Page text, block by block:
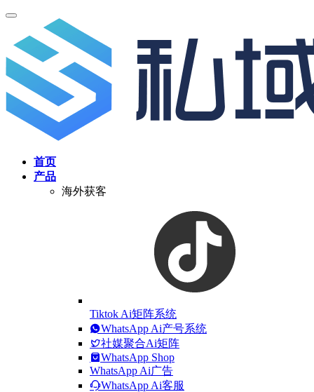
首页
产品
海外获客
Tiktok Ai矩阵系统
WhatsApp Ai产号系统
社媒聚合Ai矩阵
WhatsApp Shop
WhatsApp Ai广告
WhatsApp Ai客服